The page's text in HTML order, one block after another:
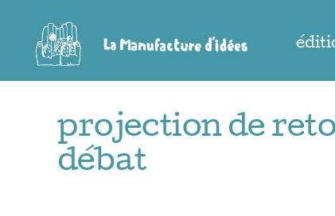
contenu
projection de
débat